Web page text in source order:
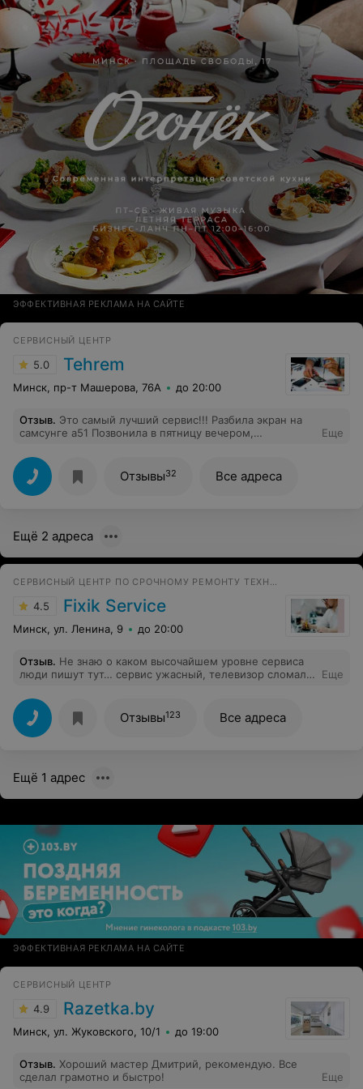
мониторные наушники, и приходится экономить
каждый рубль пенсии. Спасибо.
ЭФФЕКТИВНАЯ РЕКЛАМА НА САЙТЕ
СЕРВИСНЫЙ ЦЕНТР
5.0 Tehrem
Минск, пр-т Машерова, 76А до 20:00
Отзыв. Это самый лучший сервис!!! Разбила экран на
самсунге а51 Позвонила в пятницу вечером,
10.02 звонок от курьера приехал курьер и забрал
телефон. Экран решили ставить копию так как
оригинальный стоил в 2 раза дороже)) В 14.00
привезли мою крошку обратно и все бы ничего, но
брак экрана т.к проверить длительно его не возможно,
другом городе и уезжаю в этот день без телефона ну
никак и попросила если это возможно сделать в
воскресенье и как обычно в 10 забрали, а в 14.00 уже
отдали в этот раз все хорошо) спасибо огромное за
понимание)
Еще
Отзывы32 Все адреса
Ещё 2 адреса
СЕРВИСНЫЙ ЦЕНТР ПО СРОЧНОМУ РЕМОНТУ ТЕХНИКИ
4.5 Fixik Service
Минск, ул. Ленина, 9 до 20:00
Отзыв. Не знаю о каком высочайшем уровне сервиса
люди пишут тут… сервис ужасный, телевизор сломали,
Еще
Отзывы123 Все адреса
Ещё 1 адрес
ЭФФЕКТИВНАЯ РЕКЛАМА НА САЙТЕ
СЕРВИСНЫЙ ЦЕНТР
4.9 Razetka.by
Минск, ул. Жуковского, 10/1 до 19:00
Отзыв. Хороший мастер Дмитрий, рекомендую. Все
сделал грамотно и быстро!
Еще